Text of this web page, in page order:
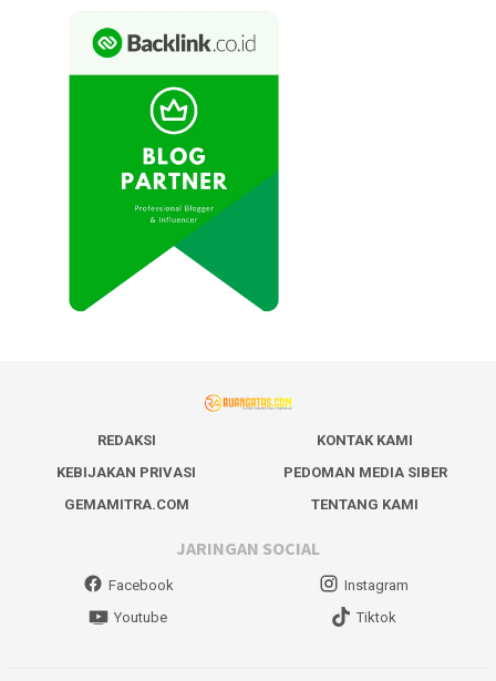
REDAKSI
KONTAK KAMI
KEBIJAKAN PRIVASI
PEDOMAN MEDIA SIBER
GEMAMITRA.COM
TENTANG KAMI
JARINGAN SOCIAL
Facebook
Instagram
Youtube
Tiktok